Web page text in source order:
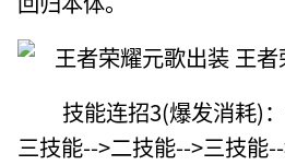
技能连招3(爆发消耗)
三技能-->二技能-->三技能